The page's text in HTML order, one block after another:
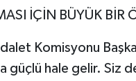
İÇİN BÜYÜK BİR
Komisyonu
güçlü hale gelir.